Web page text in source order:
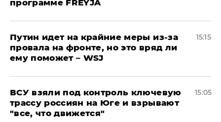
программе FREYJA
Путин идет на крайние меры из-за
провала на фронте, но это вряд ли
ему поможет – WSJ
15:15
ВСУ взяли под контроль ключевую
трассу россиян на Юге и взрывают
"все, что движется"
15:05